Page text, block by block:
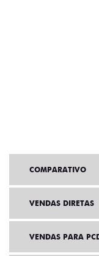
COMPARATIVO
VENDAS DIRETAS
VENDAS PARA